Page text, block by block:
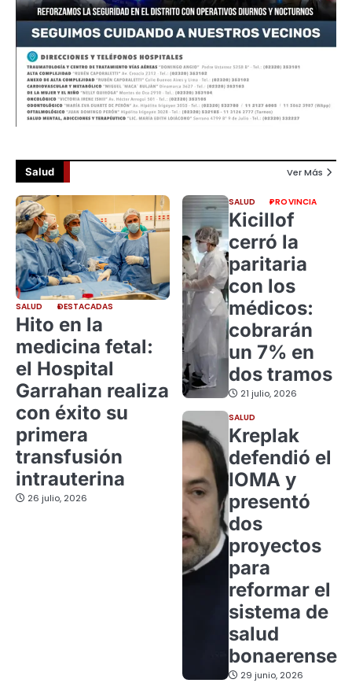
Salud Ver Más
SALUD DESTACADAS
Hito en la
medicina fetal:
el Hospital
Garrahan realiza
con éxito su
primera
transfusión
intrauterina
26 julio, 2026
SALUD PROVINCIA
Kicillof
cerró la
paritaria
con los
médicos:
cobrarán
un 7% en
dos tramos
21 julio, 2026
SALUD
Kreplak
defendió el
IOMA y
presentó
dos
proyectos
para
reformar el
sistema de
salud
bonaerense
29 junio, 2026